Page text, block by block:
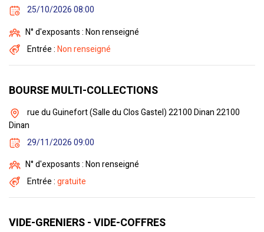
25/10/2026 08:00
N° d'exposants : Non renseigné
Entrée :Non renseigné
BOURSE MULTI-COLLECTIONS
rue du Guinefort (Salle du Clos Gastel) 22100 Dinan 22100
Dinan
29/11/2026 09:00
N° d'exposants : Non renseigné
Entrée :gratuite
VIDE-GRENIERS - VIDE-COFFRES